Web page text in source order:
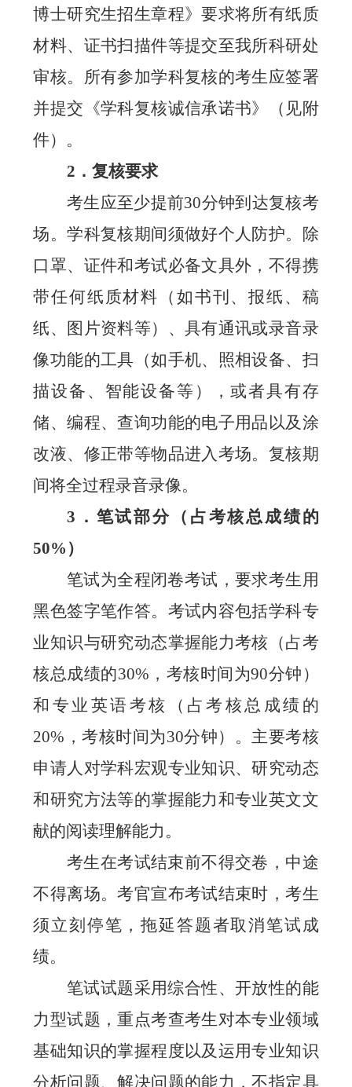
博士研究生招生章程》要求将所有纸质
材料、证书扫描件等提交至我所科研处
审核。
所有参加学科复核的考生应签署
并提交《学科复核诚信承诺书》（见附
件）。
2 ．复核要求
考生应至少提前30分钟到达复核考
场。学科复核期间须做好个人防护。除
口罩、证件和考试必备文具外，不得携
带任何纸质材料（如书刊、报纸、稿
纸、图片资料等）、具有通讯或录音录
像功能的工具（如手机、照相设备、扫
描设备、智能设备等），或者具有存
储、编程、查询功能的电子用品以及涂
改液、修正带等物品进入考场。复核期
间将全过程录音录像。
3 ．笔试部分（占考核总成绩的
50% ）
笔试为全程闭卷考试，要求考生用
黑色签字笔作答。考试内容包括学科专
业知识与研究动态掌握能力考核（占考
核总成绩的30% ，考核时间为90分钟）
和专业英语考核（占考核总成绩的
20% ，考核时间为30分钟）。主要考核
申请人对学科宏观专业知识、研究动态
和研究方法等的掌握能力和专业英文文
献的阅读理解能力。
考生在考试结束前不得交卷，中途
不得离场。考官宣布考试结束时，考生
须立刻停笔，拖延答题者取消笔试成
绩。
笔试试题采用综合性、开放性的能
力型试题，重点考查考生对本专业领域
基础知识的掌握程度以及运用专业知识
分析问题、解决问题的能力，不指定具